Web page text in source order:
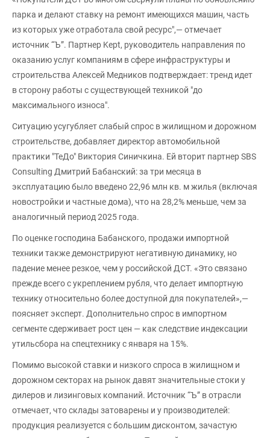
парка и делают ставку на ремонт имеющихся машин, часть
из которых уже отработала свой ресурс",— отмечает
источник “Ъ”. Партнер Kept, руководитель направления по
оказанию услуг компаниям в сфере инфраструктуры и
строительства Алексей Медников подтверждает: тренд идет
в сторону работы с существующей техникой "до
максимального износа".
Ситуацию усугубляет слабый спрос в жилищном и дорожном
строительстве, добавляет директор автомобильной
практики "ТеДо" Виктория Синичкина. Ей вторит партнер SBS
Consulting Дмитрий Бабанский: за три месяца в
эксплуатацию было введено 22,96 млн кв. м жилья (включая
новостройки и частные дома), что на 28,2% меньше, чем за
аналогичный период 2025 года.
По оценке господина Бабанского, продажи импортной
техники также демонстрируют негативную динамику, но
падение менее резкое, чем у российской ДСТ. «Это связано
прежде всего с укреплением рубля, что делает импортную
технику относительно более доступной для покупателей»,—
поясняет эксперт. Дополнительно спрос в импортном
сегменте сдерживает рост цен — как следствие индексации
утильсбора на спецтехнику с января на 15%.
Помимо высокой ставки и низкого спроса в жилищном и
дорожном секторах на рынок давят значительные стоки у
дилеров и лизинговых компаний. Источник “Ъ” в отрасли
отмечает, что склады затоварены и у производителей:
продукция реализуется с большим дисконтом, зачастую